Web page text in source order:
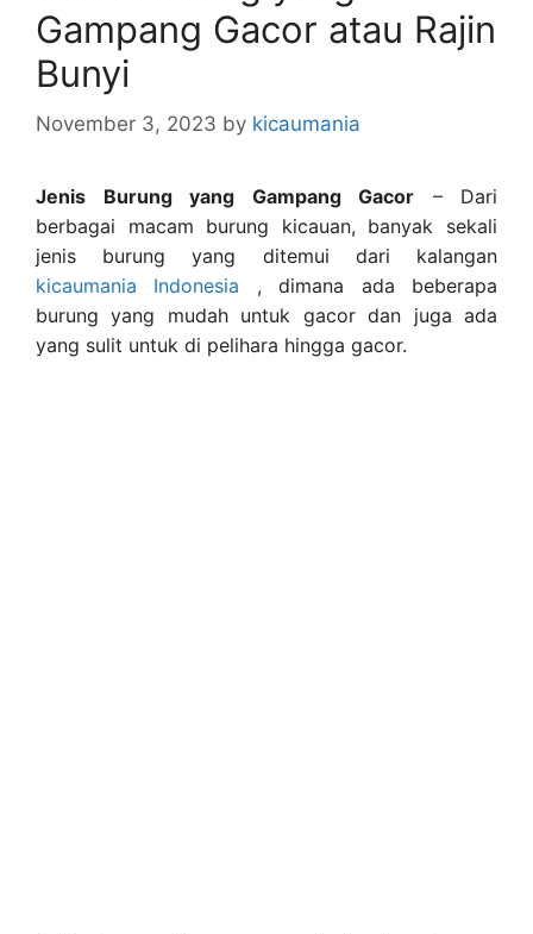
Gampang Gacor atau Rajin
Bunyi
November 3, 2023 by kicaumania
Jenis Burung yang Gampang Gacor – Dari
berbagai macam burung kicauan, banyak sekali
jenis burung yang ditemui dari kalangan
kicaumania Indonesia , dimana ada beberapa
burung yang mudah untuk gacor dan juga ada
yang sulit untuk di pelihara hingga gacor.